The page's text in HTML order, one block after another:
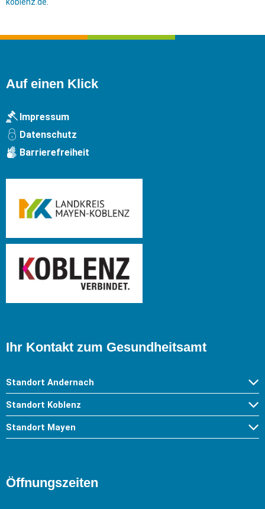
koblenz.de.
Auf einen Klick
Impressum
Datenschutz
Barrierefreiheit
Ihr Kontakt zum Gesundheitsamt
Standort Andernach
Standort Koblenz
Standort Mayen
Öffnungszeiten